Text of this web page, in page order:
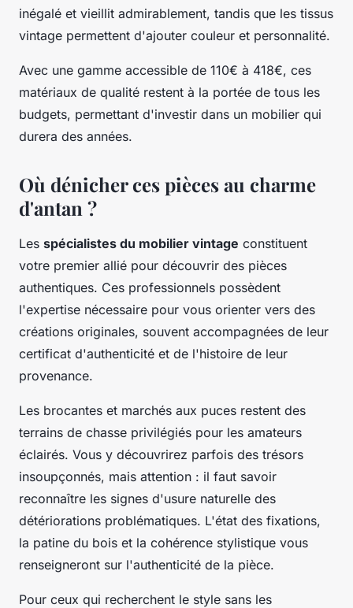
inégalé et vieillit admirablement, tandis que les tissus
vintage permettent d'ajouter couleur et personnalité.
Avec une gamme accessible de 110€ à 418€, ces
matériaux de qualité restent à la portée de tous les
budgets, permettant d'investir dans un mobilier qui
durera des années.
Où dénicher ces pièces au charme
d'antan ?
Les spécialistes du mobilier vintage constituent
votre premier allié pour découvrir des pièces
authentiques. Ces professionnels possèdent
l'expertise nécessaire pour vous orienter vers des
créations originales, souvent accompagnées de leur
certificat d'authenticité et de l'histoire de leur
provenance.
Les brocantes et marchés aux puces restent des
terrains de chasse privilégiés pour les amateurs
éclairés. Vous y découvrirez parfois des trésors
insoupçonnés, mais attention : il faut savoir
reconnaître les signes d'usure naturelle des
détériorations problématiques. L'état des fixations,
la patine du bois et la cohérence stylistique vous
renseigneront sur l'authenticité de la pièce.
Pour ceux qui recherchent le style sans les